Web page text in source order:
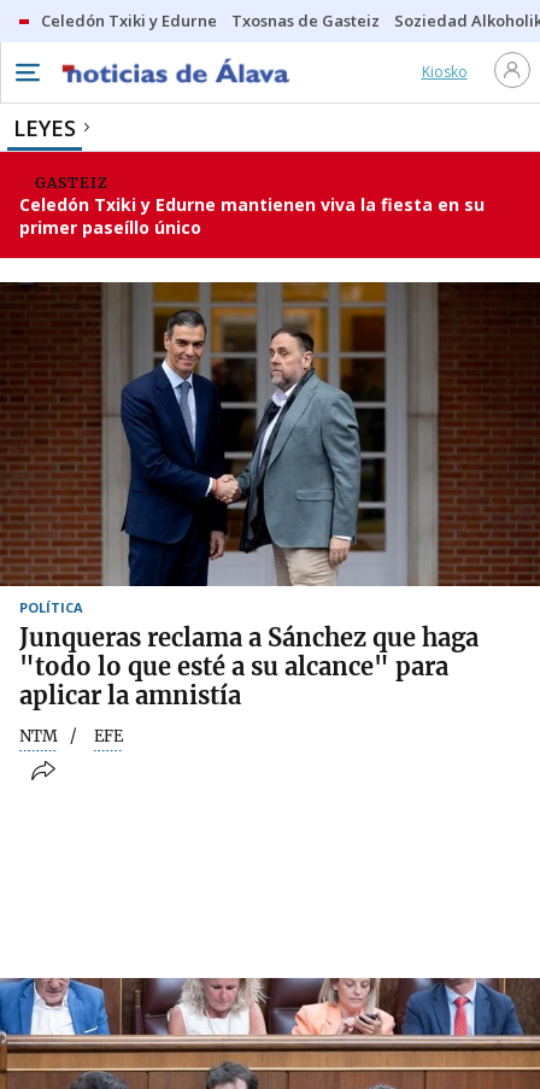
Celedón Txiki y Edurne Txosnas de Gasteiz Soziedad
Kiosko
LEYES
GASTEIZ
Celedón Txiki y Edurne mantienen viva la fiesta en su
primer paseíllo único
POLÍTICA
Junqueras reclama a Sánchez que haga
"todo lo que esté a su alcance" para
aplicar la amnistía
NTM EFE